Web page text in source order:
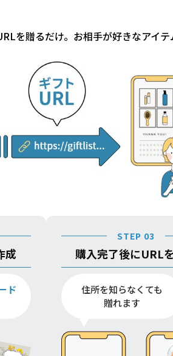
を贈るだけ。お相手が好きなアイテ
成
ド
STEP 03
購入完了後にURL
住所を知らなくても
贈れます